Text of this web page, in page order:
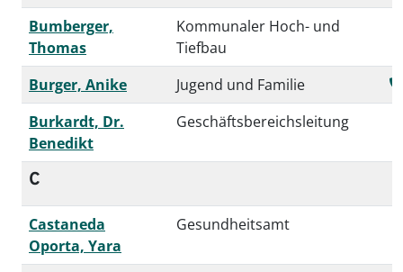
Bumberger,
Thomas
Kommunaler Hoch- und
Tiefbau
Burger, Anike
Jugend und Familie
Burkardt, Dr.
Benedikt
Geschäftsbereichsleitung
C
Castaneda
Oporta, Yara
Gesundheitsamt